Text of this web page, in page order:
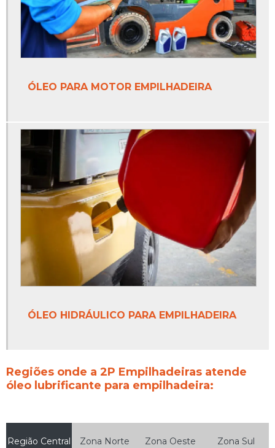
ÓLEO PARA MOTOR EMPILHADEIRA
ÓLEO HIDRÁULICO PARA EMPILHADEIRA
Regiões onde a 2P Empilhadeiras atende
óleo lubrificante para empilhadeira:
Região Central Zona Norte Zona Oeste Zona Sul